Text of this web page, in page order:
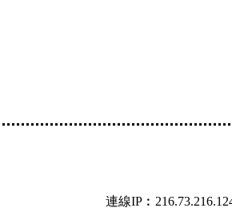
連線